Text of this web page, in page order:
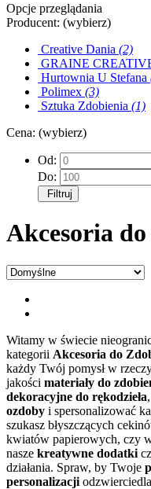
Opcje przeglądania
Producent: (wybierz)
Creative Dania (2)
GRAINE
Hurtownia U Stefana
Polimex (3)
Sztuka Zdobienia (1)
Cena: (wybierz)
Od:
Do:
Filtruj
Akcesoria
Witamy w świecie
kategorii Akcesoria do
każdy Twój pomysł w
jakości materiały do
dekoracyjne do rękodzieła
ozdoby i spersonalizować
szukasz błyszczących
kwiatów papierowych, czy
nasze kreatywne dodatki
działania. Spraw, by Twoje
personalizacji